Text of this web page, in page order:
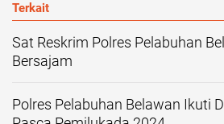
Terkait
Sat Reskrim Polres Pelabuhan
Bersajam
Polres Pelabuhan Belawan Ikuti